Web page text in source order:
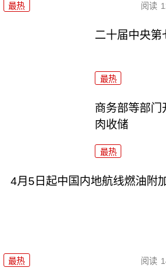
最热 阅读
二十届中央第
最热
商务部等部门
肉收储
最热
4月5日起中国内地航线燃油附
最热 阅读